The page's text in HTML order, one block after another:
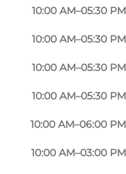
10:00 AM–05:30 PM
10:00 AM–05:30 PM
10:00 AM–05:30 PM
10:00 AM–05:30 PM
10:00 AM–06:00 PM
10:00 AM–03:00 PM
Foto:
©